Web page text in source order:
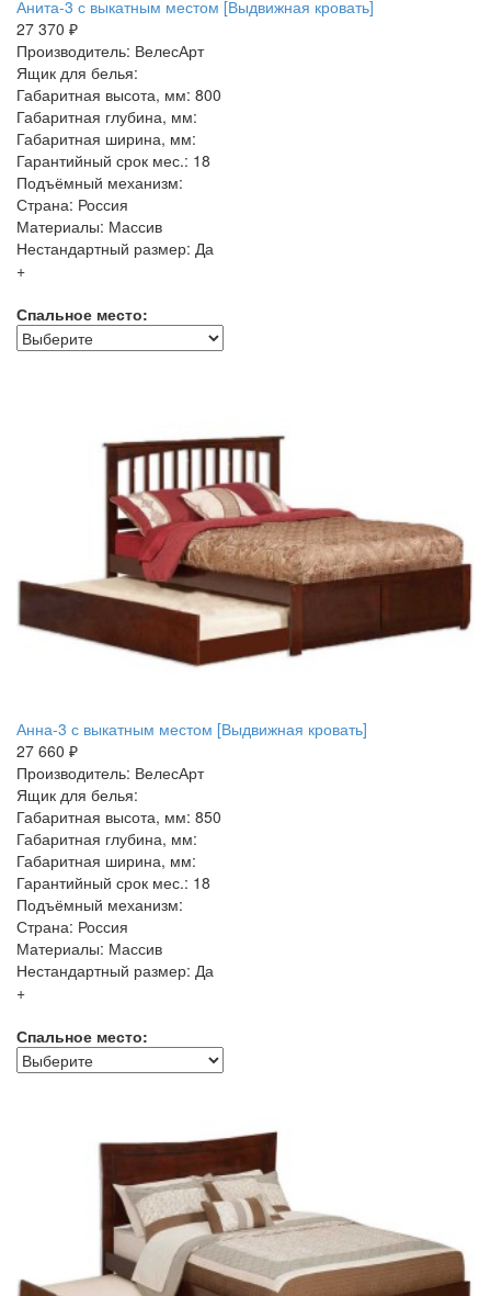
Анита-3 с выкатным местом [Выдвижная кровать]
27 370 ₽
Производитель: ВелесАрт
Ящик для белья:
Габаритная высота, мм: 800
Габаритная глубина, мм:
Габаритная ширина, мм:
Гарантийный срок мес.: 18
Подъёмный механизм:
Страна: Россия
Материалы: Массив
Нестандартный размер: Да
+
Спальное место:
Анна-3 с выкатным местом [Выдвижная кровать]
27 660 ₽
Производитель: ВелесАрт
Ящик для белья:
Габаритная высота, мм: 850
Габаритная глубина, мм:
Габаритная ширина, мм:
Гарантийный срок мес.: 18
Подъёмный механизм:
Страна: Россия
Материалы: Массив
Нестандартный размер: Да
+
Спальное место: